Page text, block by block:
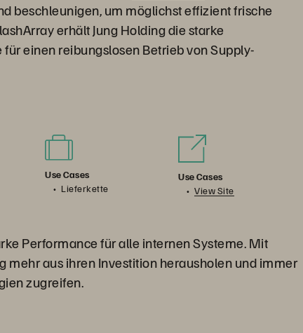
beschleunigen, um möglichst effizient frische
erhält Jung Holding die starke
einen reibungslosen Betrieb von Supply-
Use Cases
Lieferkette
Use Cases
View Site
Performance für alle internen Systeme. Mit
mehr aus ihren Investition herausholen und immer
zugreifen.